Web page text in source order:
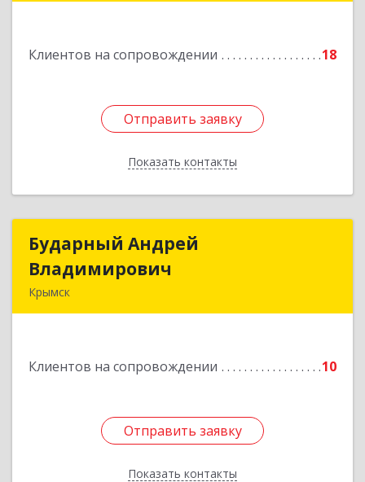
Клиентов на сопровождении 18
Отправить заявку
Показать контакты
Отправить заявку
Назад
Бударный Андрей
Владимирович
Крымск
Клиентов на сопровождении 10
Отправить заявку
Показать контакты
Бударный Андрей
Подробнее
Отправить заявку
Назад